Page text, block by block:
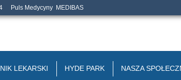
Puls Medycyny MEDIBAS
LEKARSKI HYDE PARK NASZA